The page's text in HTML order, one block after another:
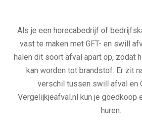
Als je een horecabedrijf of
vast te maken met GFT- en swill
halen dit soort afval apart op, zodat
kan worden tot brandstof. Er zit
verschil tussen swill afval en
Vergelijkjeafval.nl kun je goedkoop
huren.